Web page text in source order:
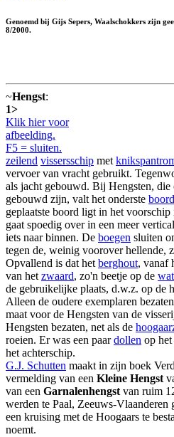
Genoemd bij Gijs Sepers, Waalschokkers zijn
8/2000.
~Hengst:
1>
Klik hier voor
afbeelding.
F5 = sluiten.
zeilend vissersschip met
vervoer van vracht gebruikt.
als jacht gebouwd. Bij Hengsten,
gebouwd zijn, valt het onderste boord
geplaatste boord ligt in het
gaat spoedig over in een meer
iets naar binnen. De boegen sluiten
tegen de, weinig voorover hellende,
Opvallend is dat het berghout, vanaf
van het zwaard, zo'n beetje op de
de gebruikelijke plaats, d.w.z. op de
Alleen de oudere exemplaren
maat voor de Hengsten van de
Hengsten bezaten, net als de
roeien. Er was een paardollen op
het achterschip.
G.J. Schutten maakt in zijn boek
vermelding van een Kleine Hengst
van een Garnalenhengst van ruim
werden te Paal, Zeeuws-
een kruising met de Hoogaars te
noemt.